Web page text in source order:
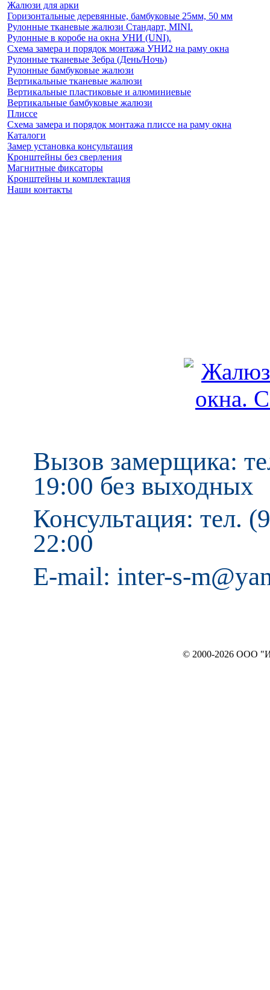
Жалюзи для арки
Горизонтальные деревянные, бамбуковые 25мм, 50 мм
Рулонные тканевые жалюзи Стандарт, MINI.
Рулонные в коробе на окна УНИ (UNI).
Схема замера и порядок монтажа УНИ2 на раму окна
Рулонные тканевые Зебра (День/Ночь)
Рулонные бамбуковые жалюзи
Вертикальные тканевые жалюзи
Вертикальные пластиковые и алюминиевые
Вертикальные бамбуковые жалюзи
Плиссе
Схема замера и порядок монтажа плиссе на раму окна
Каталоги
Замер установка консультация
Кронштейны без сверления
Магнитные фиксаторы
Кронштейны и комплектация
Наши контакты
Вызов замерщика:
19:00 без выходных
Консультация: тел.
22:00
E-mail: inter-s-
© 2000-2026 ООО "ИНТЕРЬЕР`c"